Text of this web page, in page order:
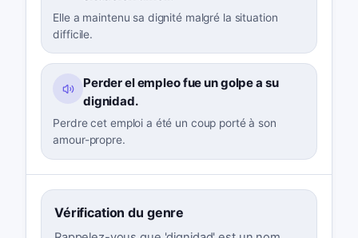
Elle a maintenu sa dignité malgré la situation
difficile.
Perder el empleo fue un golpe a su
dignidad.
Perdre cet emploi a été un coup porté à son
amour-propre.
Vérification du genre